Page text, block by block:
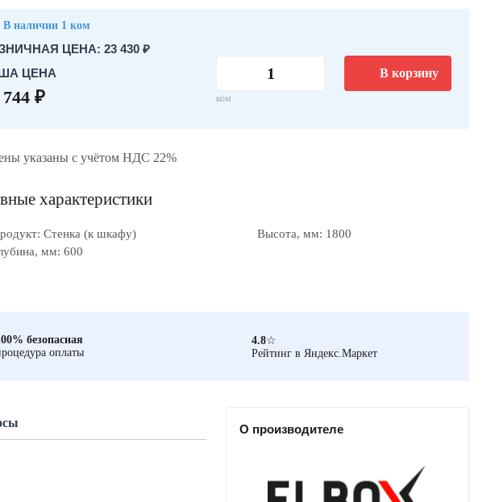
В наличии 1 ком
ЦЕНА: 23 430 ₽
ЦЕНА
744 ₽ ком
В корзину
указаны с учётом НДС 22%
характеристики
Стенка (к шкафу)
Высота, мм: 1800
мм: 600
безопасная
оплаты
4.8☆
Рейтинг в Яндекс.Маркет
О производителе